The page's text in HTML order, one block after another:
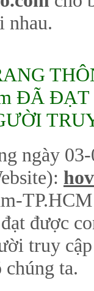
nhau.
ĐÃ ĐẠT
ngày
được
truy
chúng ta.